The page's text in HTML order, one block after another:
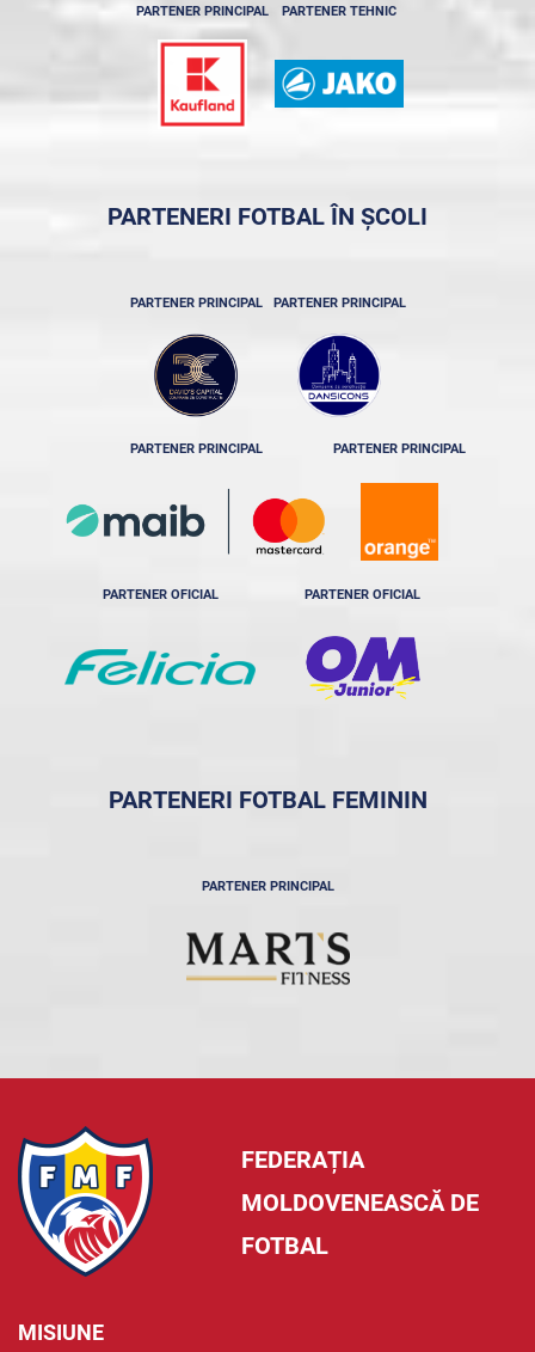
PARTENER PRINCIPAL PARTENER TEHNIC
PARTENERI FOTBAL ÎN ȘCOLI
PARTENER PRINCIPAL PARTENER PRINCIPAL
PARTENER PRINCIPAL PARTENER PRINCIPAL
PARTENER OFICIAL PARTENER OFICIAL
PARTENERI FOTBAL FEMININ
PARTENER PRINCIPAL
FEDERAȚIA
MOLDOVENEASCĂ DE
FOTBAL
MISIUNE